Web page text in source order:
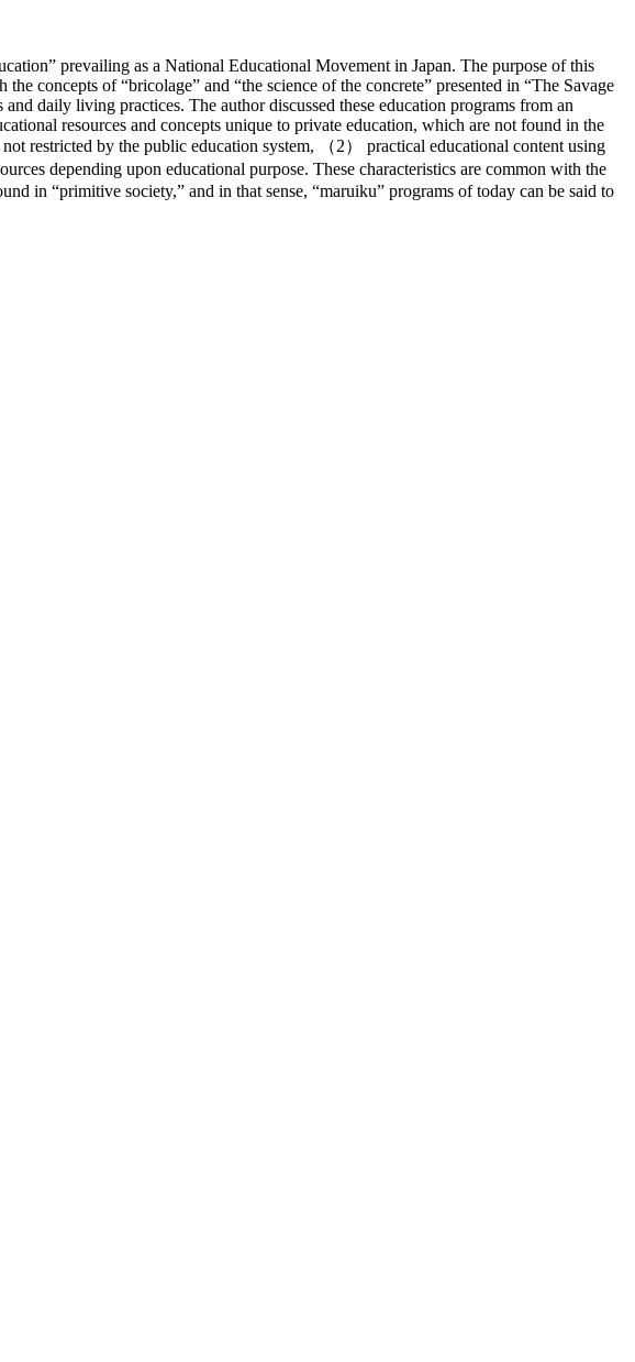
prevailing as a National Educational Movement in Japan. The purpose of this
concepts of “bricolage” and “the science of the concrete” presented in “The Savage
daily living practices. The author discussed these education programs from an
resources and concepts unique to private education, which are not found in the
restricted by the public education system, （2） practical educational content using
depending upon educational purpose. These characteristics are common with the
in “primitive society,” and in that sense, “maruiku” programs of today can be said to